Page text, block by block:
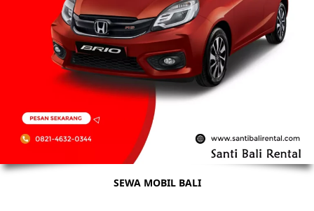
SEWA MOBIL BALI